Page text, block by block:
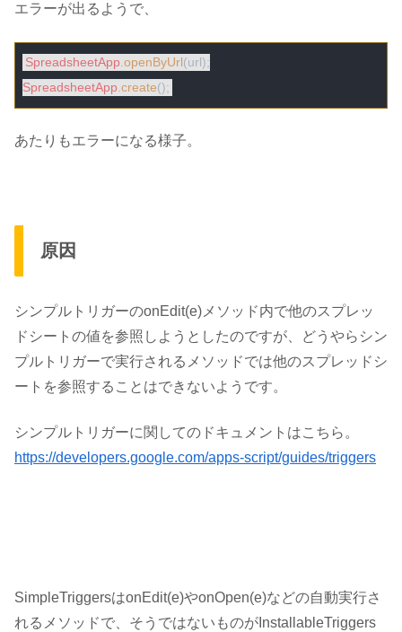
エラーが出るようで、
SpreadsheetApp.openByUrl
SpreadsheetApp.create
あたりもエラーになる様子。
原因
シンプルトリガーのonEdit(e)メソッド内で他のスプレッ
ドシートの値を参照しようとしたのですが、どうやら シン
プルトリガーで実行されるメソッドでは他のスプレッドシ
ートを参照することはできないようです。
シンプルトリガーに関してのドキュメントはこちら。
https://developers.google.com/apps-script/guides/triggers
SimpleTriggersはonEdit(e)やonOpen(e)などの自動実行さ
れるメソッドで、そうではないものがInstallableTriggers